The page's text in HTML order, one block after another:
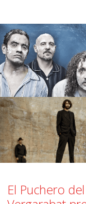
El Puchero